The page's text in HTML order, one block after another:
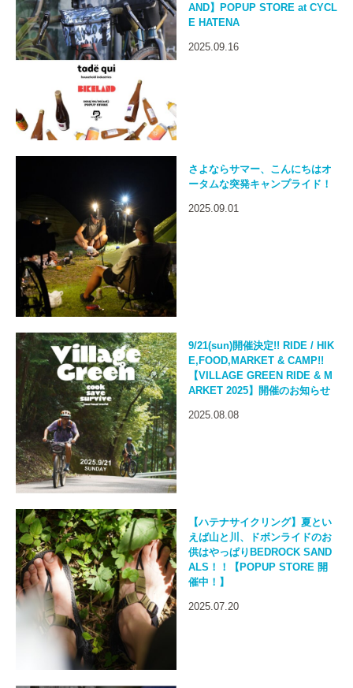
AND】POPUP STORE at CYCL
E HATENA
2025.09.16
さよならサマー、こんにちはオ
ータムな突発キャンプライド！
2025.09.01
9/21(sun)開催決定!! RIDE / HIK
E,FOOD,MARKET & CAMP!!
【VILLAGE GREEN RIDE & M
ARKET 2025】開催のお知らせ
2025.08.08
【ハテナサイクリング】夏とい
えば山と川、ドボンライドのお
供はやっぱりBEDROCK SAND
ALS！！【POPUP STORE 開
催中！】
2025.07.20